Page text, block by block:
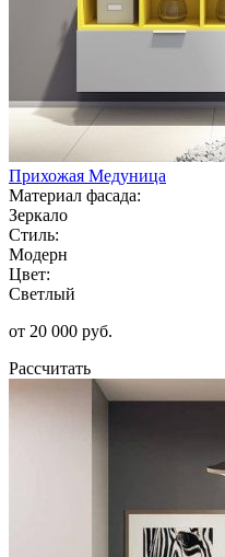
Прихожая Медуница
Материал фасада:
Зеркало
Стиль:
Модерн
Цвет:
Светлый
от 20 000 руб.
Рассчитать